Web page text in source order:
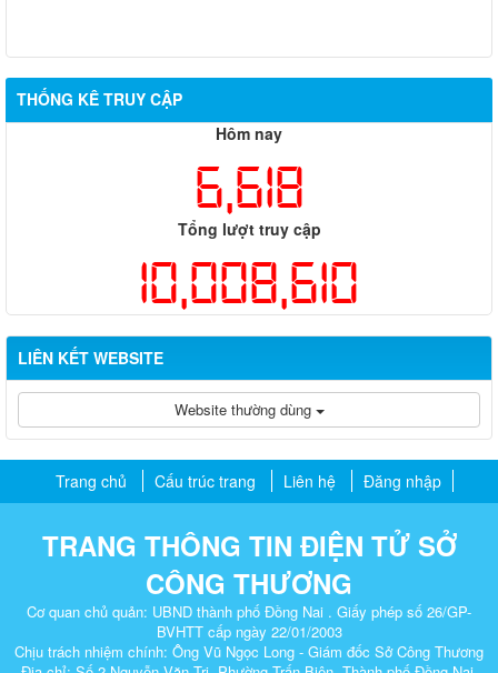
THỐNG KÊ TRUY CẬP
Hôm nay
6,618
Tổng lượt truy cập
10,008,610
LIÊN KẾT WEBSITE
Website thường dùng
Trang chủ Cấu trúc trang Liên hệ Đăng nhập
TRANG THÔNG TIN ĐIỆN TỬ SỞ
CÔNG THƯƠNG
Cơ quan chủ quản: UBND thành phố Đồng Nai . Giấy phép số 26/GP-
BVHTT cấp ngày 22/01/2003
Chịu trách nhiệm chính: Ông Vũ Ngọc Long - Giám đốc Sở Công Thương